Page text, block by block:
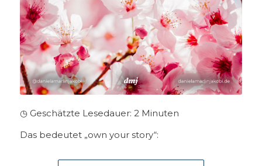
◷ Geschätzte Lesedauer: 2 Minuten
Das bedeutet „own your story“: